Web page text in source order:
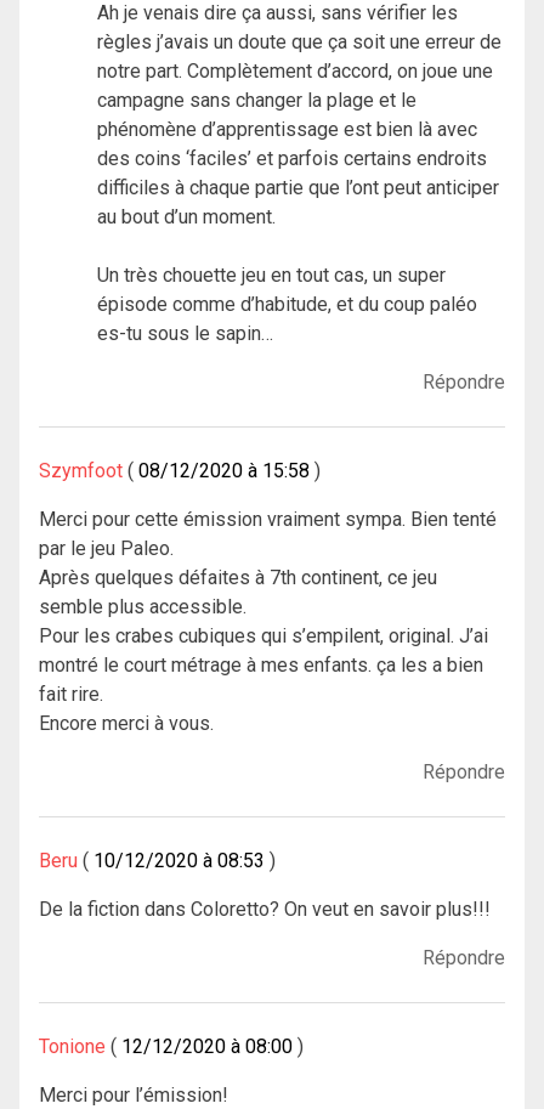
Ah je venais dire ça aussi, sans vérifier les
règles j’avais un doute que ça soit une erreur de
notre part. Complètement d’accord, on joue une
campagne sans changer la plage et le
phénomène d’apprentissage est bien là avec
des coins ‘faciles’ et parfois certains endroits
difficiles à chaque partie que l’ont peut anticiper
au bout d’un moment.
Un très chouette jeu en tout cas, un super
épisode comme d’habitude, et du coup paléo
es-tu sous le sapin…
Répondre
Szymfoot 08/12/2020 à 15:58
Merci pour cette émission vraiment sympa. Bien tenté
par le jeu Paleo.
Après quelques défaites à 7th continent, ce jeu
semble plus accessible.
Pour les crabes cubiques qui s’empilent, original. J’ai
montré le court métrage à mes enfants. ça les a bien
fait rire.
Encore merci à vous.
Répondre
Beru 10/12/2020 à 08:53
De la fiction dans Coloretto? On veut en savoir plus!!!
Répondre
Tonione 12/12/2020 à 08:00
Merci pour l’émission!